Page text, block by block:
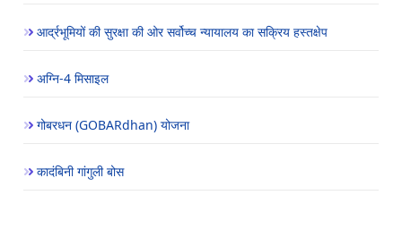
आर्द्रभूमियों की सुरक्षा की ओर सर्वोच्च न्यायालय का सक्रिय हस्तक्षेप
अग्नि-4 मिसाइल
गोबरधन (GOBARdhan) योजना
कादंबिनी गांगुली बोस